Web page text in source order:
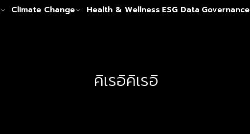
Climate Change Health & Wellness ESG Data Governance
คิเรอิคิเรอิ